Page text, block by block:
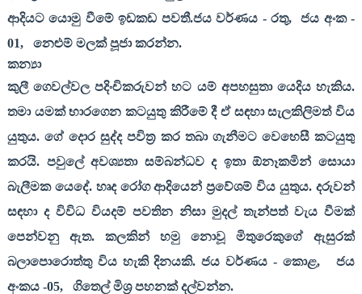
ආදියට යොමු වීමේ ඉඩකඩ පවතී.ජය වර්ණය - රතු,
ජය අංක -
01,
නෙළුම් මලක් පූජා කරන්න.
කන්‍යා
කුලී ගෙවල්වල පදිංචිකරුවන් හට යම් අපහසුතා යෙදිය හැකිය.
තමා යමක් භාරගෙන කටයුතු කිරීමේ දී ඒ සඳහා සැලකිලිමත් විය
යුතුය. ගේ දොර සුද්ද පවිත්‍ර කර තබා ගැනීමට වෙහෙසී කටයුතු
කරයි. පවුලේ අවශ්‍යතා සම්බන්ධව ද ඉතා ඕනෑකමින් සොයා
බැලීමක යෙදේ. හෘද රෝග ආදියෙන් ප්‍රවේශම් විය යුතුය. දරුවන්
සඳහා ද විවිධ වියදම් පවතින නිසා මුදල් තැන්පත් වැය වීමක්
පෙන්වනු ඇත. කලකින් හමු නොවූ මිතුරෙකුගේ ඇසුරක්
බලාපොරොත්තු විය හැකි දිනයකි. ජය වර්ණය - කොළ,
ජය
අංකය -05,
ගිතෙල් මිශ්‍ර පහනක් දල්වන්න.